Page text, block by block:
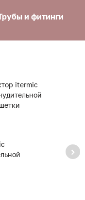
и фитинги